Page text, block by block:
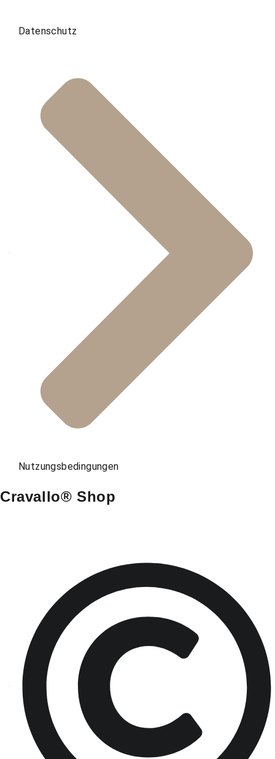
Datenschutz
Nutzungsbedingungen
Cravallo® Shop